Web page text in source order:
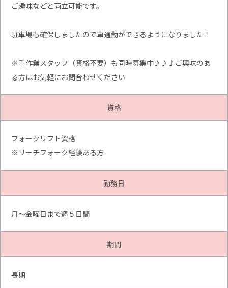
ご趣味などと両立可能です。
駐車場も確保しましたので車通勤ができるようになりました！
※手作業スタッフ（資格不要）も同時募集中♪♪♪ご興味のあ
る方はお気軽にお問合わせください
資格
フォークリフト資格
※リーチフォーク経験ある方
勤務日
月～金曜日まで週５日間
期間
長期